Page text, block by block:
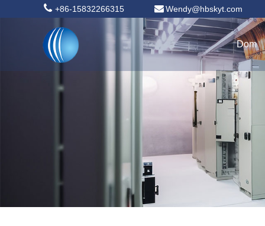
+86-15832266315 Wendy@hbskyt.com
Dom